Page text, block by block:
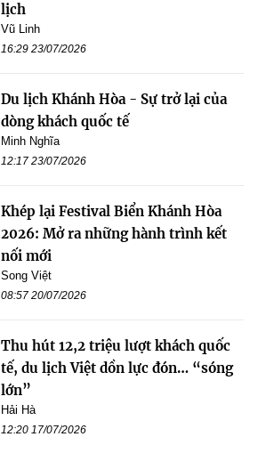
lịch
Vũ Linh
16:29 23/07/2026
Du lịch Khánh Hòa - Sự trở lại của
dòng khách quốc tế
Minh Nghĩa
12:17 23/07/2026
Khép lại Festival Biển Khánh Hòa
2026: Mở ra những hành trình kết
nối mới
Song Việt
08:57 20/07/2026
Thu hút 12,2 triệu lượt khách quốc
tế, du lịch Việt dồn lực đón… “sóng
lớn”
Hải Hà
12:20 17/07/2026